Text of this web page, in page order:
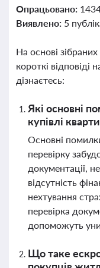
Опрацьовано:
Виявлено: 5
На основі
короткі відповіді
дізнаєтесь:
Які основні
купівлі
Основні
перевірку
документації,
відсутність
нехтування
перевірка
допоможуть
Що таке